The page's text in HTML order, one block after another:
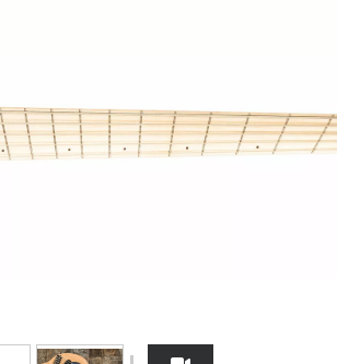
Packs
Voir nos marques